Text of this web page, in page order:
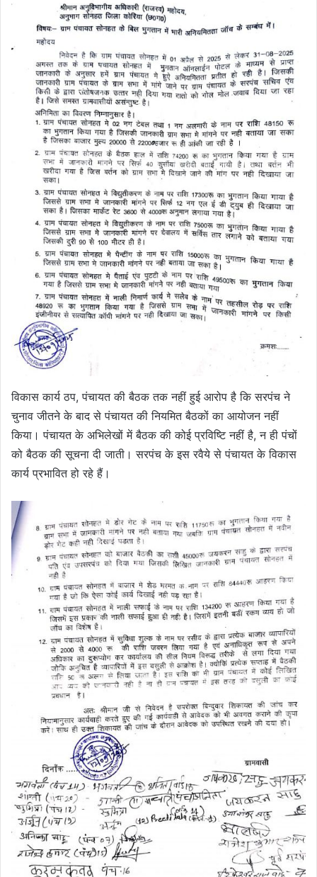
विकास कार्य ठप, पंचायत की बैठक तक नहीं हुई आरोप है कि सरपंच ने
चुनाव जीतने के बाद से पंचायत की नियमित बैठकों का आयोजन नहीं
किया। पंचायत के अभिलेखों में बैठक की कोई प्रविष्टि नहीं है, न ही पंचों
को बैठक की सूचना दी जाती। सरपंच के इस रवैये से पंचायत के विकास
कार्य प्रभावित हो रहे हैं।